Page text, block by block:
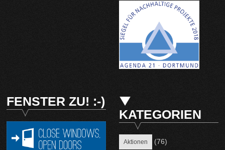
FENSTER ZU! :-)
KATEGORIEN
Aktionen (76)